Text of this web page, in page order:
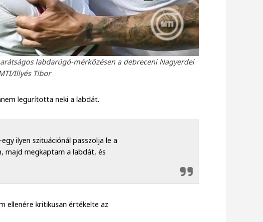
labdarúgó-mérkőzésen a debreceni Nagyerdei
Illyés Tibor
legurította neki a labdát.
ilyen szituációnál passzolja le a
majd megkaptam a labdát, és
ellenére kritikusan értékelte az